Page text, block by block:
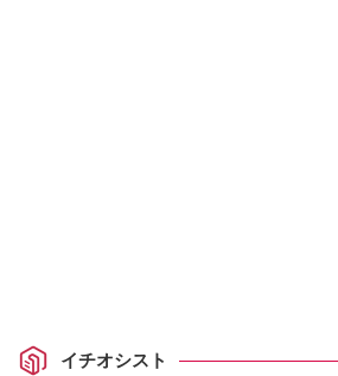
イチオシスト